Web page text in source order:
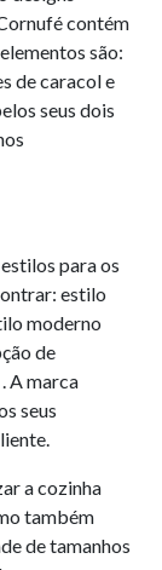
contém
são:
de caracol e
seus dois
para os
estilo
moderno
de
A marca
seus
a cozinha
também
de tamanhos